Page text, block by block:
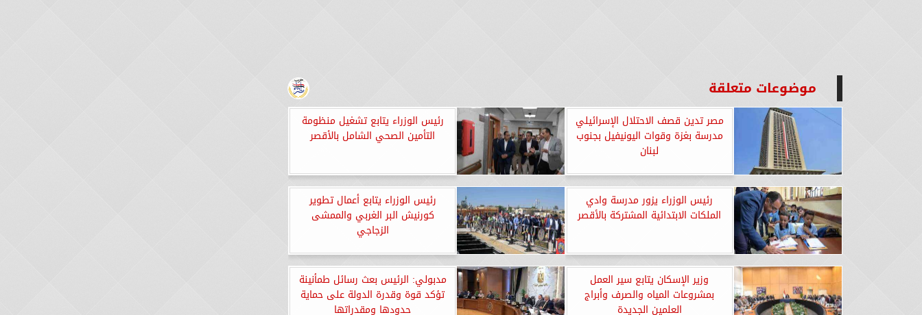
موضوعات متعلقة
مصر تدين قصف الاحتلال الإسرائيلي
مدرسة بغزة وقوات اليونيفيل بجنوب
لبنان
رئيس الوزراء يتابع تشغيل منظومة
التأمين الصحي الشامل بالأقصر
رئيس الوزراء يزور مدرسة وادي
الملكات الابتدائية المشتركة بالأقصر
رئيس الوزراء يتابع أعمال تطوير
كورنيش البر الغربي والممشى
الزجاجي
وزير الإسكان يتابع سير العمل
بمشروعات المياه والصرف وأبراج
العلمين الجديدة
مدبولي: الرئيس بعث رسائل طمأنينة
تؤكد قوة وقدرة الدولة على حماية
حدودها ومقدراتها